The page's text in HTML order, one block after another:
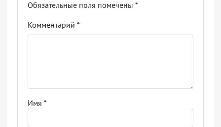
Обязательные поля помечены *
Комментарий *
Имя *